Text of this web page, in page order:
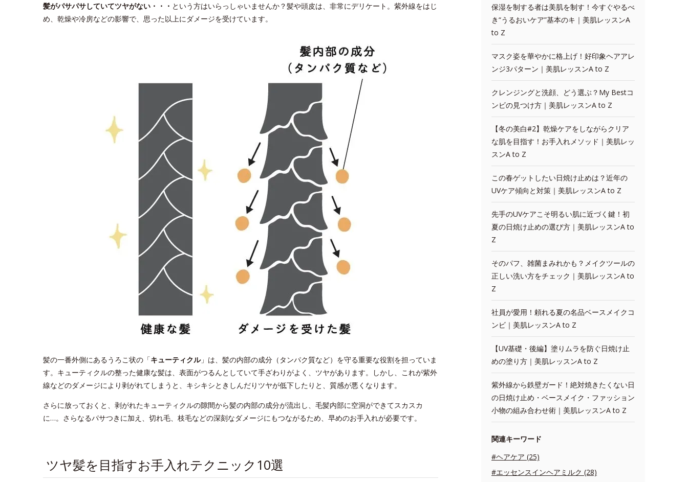
髪がパサパサしていてツヤがない・・ ・ という方はいらっしゃいませんか？髪や頭皮は、非常にデリケート。紫外線をはじ
め、乾燥や冷房などの影響で、思った以上にダメージを受けています。
髪の一番外側にあるうろこ状の「キューティクル」は、髪の内部の成分（タンパク質など）を守る重要な役割を担っていま
す。キューティクルの整った健康な髪は、表面がつるんとしていて手ざわりがよく、ツヤがあります。しかし、これが紫外
線などのダメージにより剥がれてしまうと、キシキシときしんだりツヤが低下したりと、質感が悪くなります。
さらに放っておくと、剥がれたキューティクルの隙間から髪の内部の成分が流出し、毛髪内部に空洞ができてスカスカ
に…。さらなるパサつきに加え、切れ毛、枝毛などの深刻なダメージにもつながるため、早めのお手入れが必要です。
ツヤ髪を目指すお手入れテクニック10選
保湿を制する者は美肌を制す！今すぐやるべ
き“うるおいケア”基本のキ｜美肌レッスンA
to Z
マスク姿を華やかに格上げ！好印象ヘアアレ
ンジ3パターン｜美肌レッスンA to Z
クレンジングと洗顔、どう選ぶ？My Bestコ
ンビの見つけ方｜美肌レッスンA to Z
【冬の美白#2】乾燥ケアをしながらクリア
な肌を目指す！お手入れメソッド｜美肌レッ
スンA to Z
この春ゲットしたい日焼け止めは？近年の
UVケア傾向と対策｜美肌レッスンA to Z
先手のUVケアこそ明るい肌に近づく鍵！初
夏の日焼け止めの選び方｜美肌レッスンA to
Z
そのパフ、雑菌まみれかも？メイクツールの
正しい洗い方をチェック｜美肌レッスンA to
Z
社員が愛用！頼れる夏の名品ベースメイクコ
ンビ｜美肌レッスンA to Z
【UV基礎・後編】塗りムラを防ぐ日焼け止
めの塗り方｜美肌レッスンA to Z
紫外線から鉄壁ガード！絶対焼きたくない日
の日焼け止め・ベースメイク・ファッション
小物の組み合わせ術｜美肌レッスンA to Z
関連キーワード
#ヘアケア (25)
#エッセンスインヘアミルク (28)